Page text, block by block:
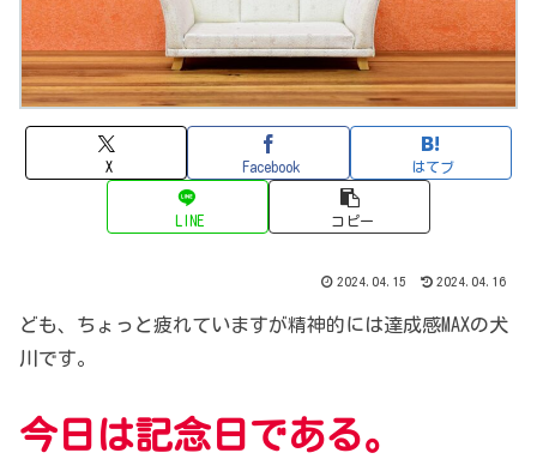
X Facebook はてブ
LINE コピー
2024.04.15 2024.04.16
ども、ちょっと疲れていますが精神的には達成感MAXの犬
川です。
今日は記念日である。